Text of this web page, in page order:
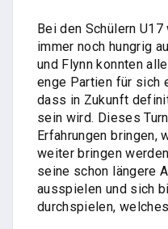
Bei den Schülern
immer noch hungrig
und Flynn konnten
enge Partien für sich
dass in Zukunft
sein wird. Dieses
Erfahrungen
weiter bringen
seine schon längere
ausspielen und sich
durchspielen,